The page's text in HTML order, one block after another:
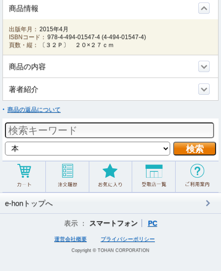
商品情報
出版年月： 2015年4月
ISBNコード： 978-4-494-01547-4 (4-494-01547-4)
頁数・縦：
〔３２Ｐ〕 ２０×２７ｃｍ
商品の内容
著者紹介
商品の返品について
e-honトップへ
表示 ： スマートフォン PC
運営会社概要 プライバシーポリシー
Copyright © TOHAN CORPORATION